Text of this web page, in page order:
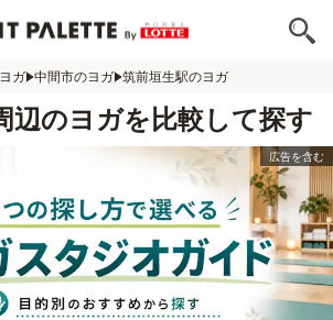
ガ 中間市のヨガ 筑前垣生駅のヨガ
辺のヨガを比較して探す